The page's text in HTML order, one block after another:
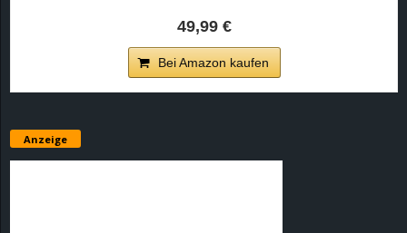
49,99 €
Bei Amazon kaufen
Anzeige